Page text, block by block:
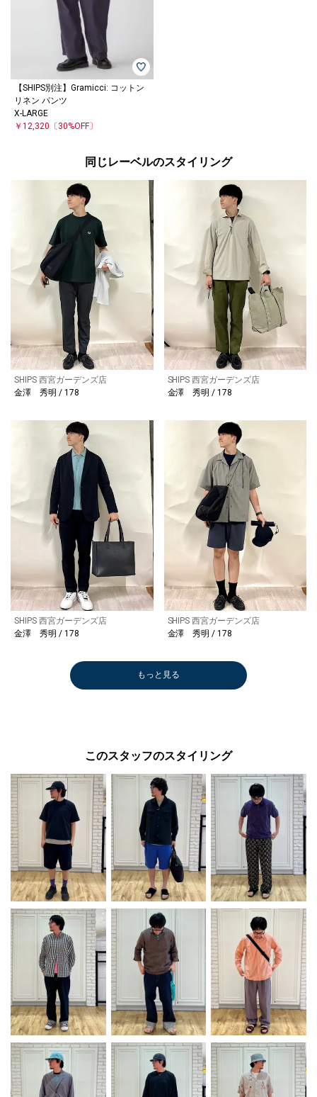
【SHIPS別注】Gramicci: コットン
リネン パンツ
X-LARGE
￥12,320 〔30%OFF〕
同じレーベルのスタイリング
SHIPS 西宮ガーデンズ店
金澤 秀明 / 178
SHIPS 西宮ガーデンズ店
金澤 秀明 / 178
SHIPS 西宮ガーデンズ店
金澤 秀明 / 178
SHIPS 西宮ガーデンズ店
金澤 秀明 / 178
もっと見る
このスタッフのスタイリング